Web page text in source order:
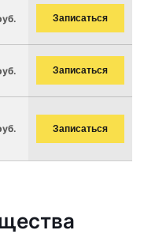
Записаться
Записаться
Записаться